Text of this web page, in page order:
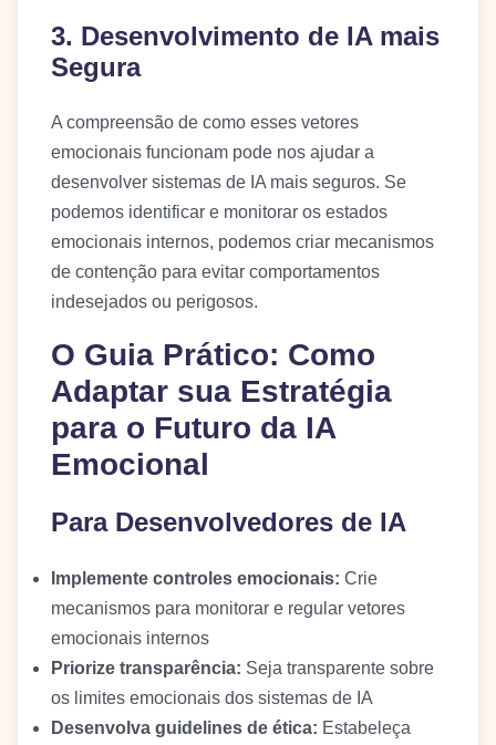
3. Desenvolvimento de IA mais
Segura
A compreensão de como esses vetores
emocionais funcionam pode nos ajudar a
desenvolver sistemas de IA mais seguros. Se
podemos identificar e monitorar os estados
emocionais internos, podemos criar mecanismos
de contenção para evitar comportamentos
indesejados ou perigosos.
O Guia Prático: Como
Adaptar sua Estratégia
para o Futuro da IA
Emocional
Para Desenvolvedores de IA
Implemente controles emocionais: Crie
mecanismos para monitorar e regular vetores
emocionais internos
Priorize transparência: Seja transparente sobre
os limites emocionais dos sistemas de IA
Desenvolva guidelines de ética: Estabeleça